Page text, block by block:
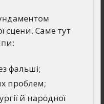
сцени. Саме тут
фальші;
проблем;
й народної